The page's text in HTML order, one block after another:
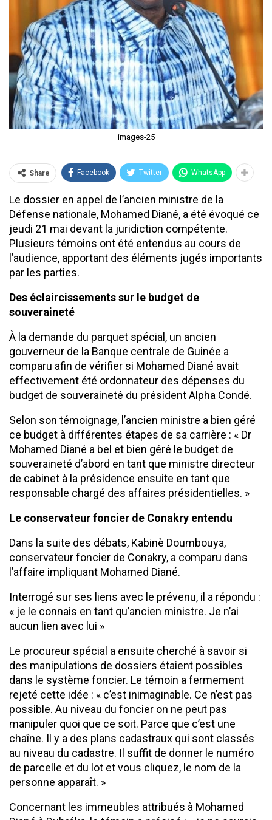
images-25
Share Facebook Twitter WhatsApp
Le dossier en appel de l’ancien ministre de la
Défense nationale, Mohamed Diané, a été évoqué ce
jeudi 21 mai devant la juridiction compétente.
Plusieurs témoins ont été entendus au cours de
l’audience, apportant des éléments jugés importants
par les parties.
Des éclaircissements sur le budget de
souveraineté
À la demande du parquet spécial, un ancien
gouverneur de la Banque centrale de Guinée a
comparu afin de vérifier si Mohamed Diané avait
effectivement été ordonnateur des dépenses du
budget de souveraineté du président Alpha Condé.
Selon son témoignage, l’ancien ministre a bien géré
ce budget à différentes étapes de sa carrière : « Dr
Mohamed Diané a bel et bien géré le budget de
souveraineté d’abord en tant que ministre directeur
de cabinet à la présidence ensuite en tant que
responsable chargé des affaires présidentielles. »
Le conservateur foncier de Conakry entendu
Dans la suite des débats, Kabinè Doumbouya,
conservateur foncier de Conakry, a comparu dans
l’affaire impliquant Mohamed Diané.
Interrogé sur ses liens avec le prévenu, il a répondu :
« je le connais en tant qu’ancien ministre. Je n’ai
aucun lien avec lui »
Le procureur spécial a ensuite cherché à savoir si
des manipulations de dossiers étaient possibles
dans le système foncier. Le témoin a fermement
rejeté cette idée : « c’est inimaginable. Ce n’est pas
possible. Au niveau du foncier on ne peut pas
manipuler quoi que ce soit. Parce que c’est une
chaîne. Il y a des plans cadastraux qui sont classés
au niveau du cadastre. Il suffit de donner le numéro
de parcelle et du lot et vous cliquez, le nom de la
personne apparaît. »
Concernant les immeubles attribués à Mohamed